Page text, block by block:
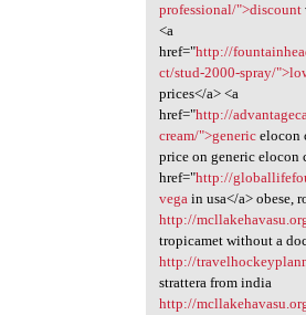
professional/">discount
<a
href="http://
ct/stud-2000-spray/
prices</a> <a
href="http://
cream/">genericelocon
price on generic elocon
href="http://
vegain usa</a> obese,
http://
tropicamet without a
http://
strattera from india
http://